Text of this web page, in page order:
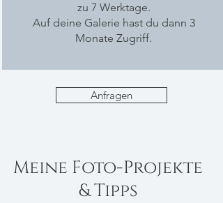
zu 7 Werktage.
Auf deine Galerie hast du dann 3
Monate Zugriff.
Anfragen
Meine Foto-Projekte
& Tipps